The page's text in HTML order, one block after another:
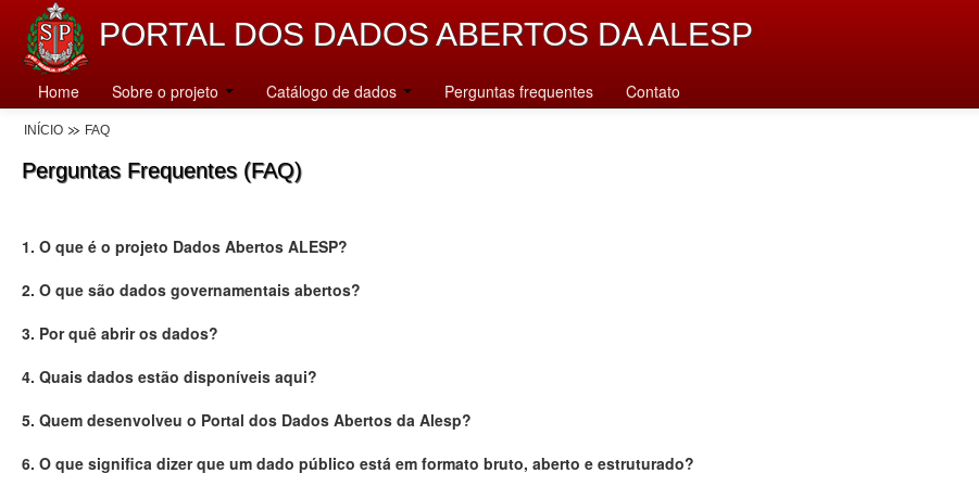
PORTAL DOS DADOS ABERTOS DA ALESP
Home Sobre o projeto Catálogo de dados Perguntas frequentes Contato
INÍCIO FAQ
Perguntas Frequentes (FAQ)
1. O que é o projeto Dados Abertos ALESP?
2. O que são dados governamentais abertos?
3. Por quê abrir os dados?
4. Quais dados estão disponíveis aqui?
5. Quem desenvolveu o Portal dos Dados Abertos da Alesp?
6. O que significa dizer que um dado público está em formato bruto, aberto e estruturado?